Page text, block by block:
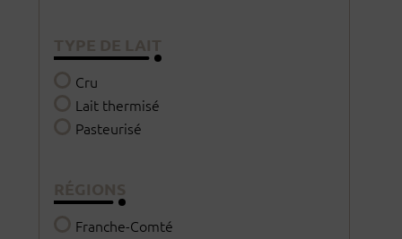
Cru
Lait thermisé
Pasteurisé
Franche-Comté